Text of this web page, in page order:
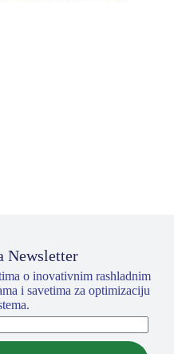
Newsletter
o inovativnim rashladnim
i savetima za optimizaciju